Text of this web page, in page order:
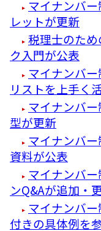
マイナンバ
レットが更新
税理士のた
ク入門が公表
マイナンバ
リストを上手く
マイナンバ
型が更新
マイナンバ
資料が公表
マイナンバ
ンQ&Aが追加・
マイナンバ
付きの具体例を